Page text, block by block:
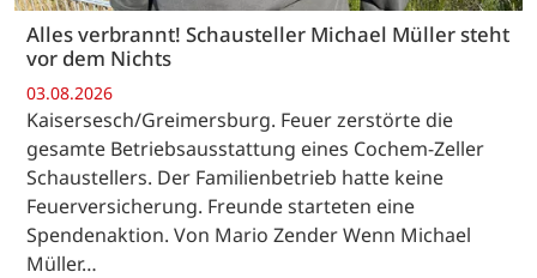
Alles verbrannt! Schausteller Michael Müller steht
vor dem Nichts
03.08.2026
Kaisersesch/Greimersburg. Feuer zerstörte die
gesamte Betriebsausstattung eines Cochem-Zeller
Schaustellers. Der Familienbetrieb hatte keine
Feuerversicherung. Freunde starteten eine
Spendenaktion. Von Mario Zender Wenn Michael
Müller…